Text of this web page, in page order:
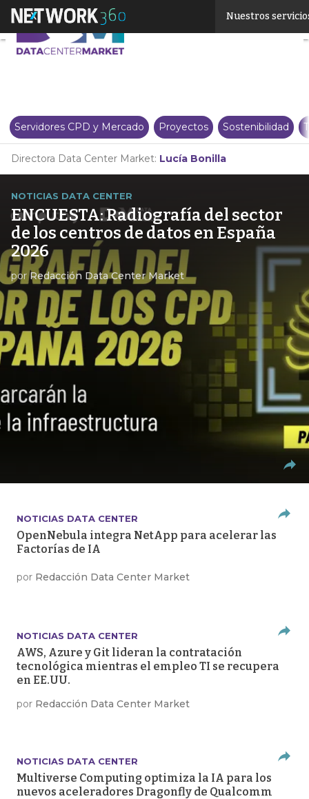
Nuestros
Servidores CPD y Mercado Proyectos Sostenibilidad
Directora Data Center Market: Lucía Bonilla
NOTICIAS DATA CENTER
ENCUESTA: Radiografía del sector
de los centros de datos en España
2026
porRedacción Data Center Market
NOTICIAS DATA CENTER
OpenNebula integra NetApp para acelerar las
Factorías de IA
por Redacción Data Center Market
NOTICIAS DATA CENTER
AWS, Azure y Git lideran la contratación
tecnológica mientras el empleo TI se recupera
en EE.UU.
por Redacción Data Center Market
NOTICIAS DATA CENTER
Multiverse Computing optimiza la IA para los
nuevos aceleradores Dragonfly de Qualcomm